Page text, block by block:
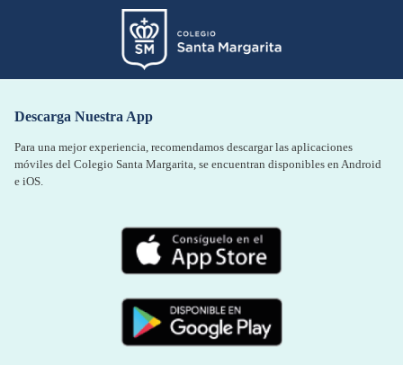
Descarga Nuestra App
Para una mejor experiencia, recomendamos descargar las aplicaciones
móviles del Colegio Santa Margarita, se encuentran disponibles en Android
e iOS.